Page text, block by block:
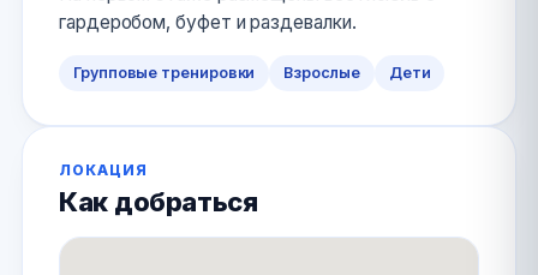
гардеробом, буфет и раздевалки.
Групповые тренировки Взрослые Дети
ЛОКАЦИЯ
Как добраться